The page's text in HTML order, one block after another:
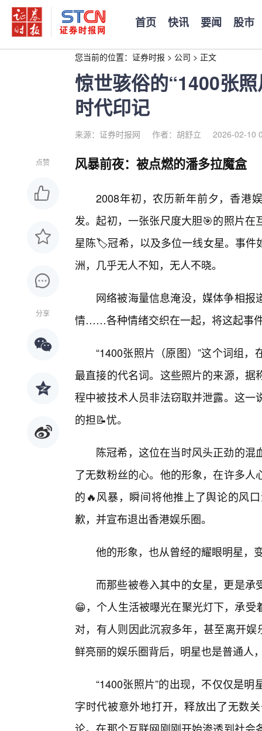
首页 快讯 要闻 股市
您当前的位置： 证券时报 > 公司 > 正文
惊世骇俗的“1400张
时代印记
来源：证券时报网 作者：胡舒立 2026-02-10
点赞
分享
风暴前夜：被点燃的潘多拉魔盒
2008年初，农历新年前夕，香港
发。起初，一张张尺度大胆🎯的照片
星陈🏷️冠希，以及多位一线女星。事件
洲，几乎无人不知，无人不晓。
网络被海量信息淹没，媒体争相
情……各种情绪交织在一起，将这起事
“1400张照片（原图）”这个词组
最直接的代名词。这些照片的来源，
程中被技术人员非法窃取并泄露。这
的担📝忧。
陈冠希，这位在当时风头正劲的
了无数粉丝的心。他的形象，在许多
的🔥风暴，瞬间将他推上了舆论的风
歉，并宣布退出香港娱乐圈。
他的形象，也从曾经的耀眼明星，
而那些被卷入其中的女星，更是
😁，个人生活被曝光在聚光灯下，承
对，有人则因此沉寂多年，甚至离开
鲜亮丽的娱乐圈背后，明星也是普通人
“1400张照片”的出现，不仅仅是
字时代被意外地打开，释放出了无数